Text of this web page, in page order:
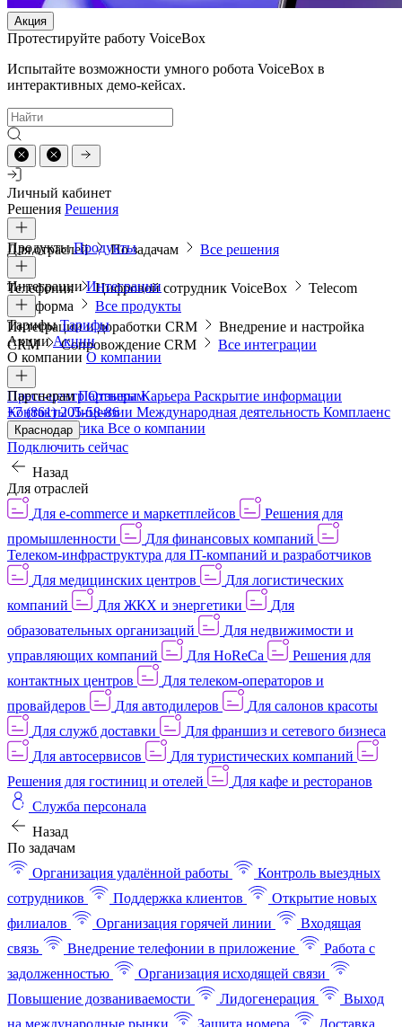
Акция
Протестируйте работу VoiceBox
Испытайте возможности умного робота VoiceBox в
интерактивных демо-кейсах.
Личный кабинет
Решения Решения
Для отраслей По задачам Все решения
ПродуктыПродукты
Телефония Цифровой сотрудник VoiceBox
Telecom
платформа
Все продукты
ИнтеграцииИнтеграции
Интеграции и доработки CRM
Внедрение и настройка
CRM
Сопровождение CRM Все интеграции
ТарифыТарифы
АкцииАкции
О компании О компании
Пресс-центрОтзывыКарьера Раскрытие информации
КонтактыЛицензии Международная деятельность Комплаенс
и деловая этика Все о компании
ПартнерамПартнерам
+7 (861) 205-58-86
Краснодар
Подключить сейчас
Назад
Для отраслей
Для e-commerce и маркетплейсов
Решения для
промышленности
Для финансовых компаний
Телеком-инфраструктура для IT-компаний и разработчиков
Для медицинских центров
Для логистических
компаний
Для ЖКХ и энергетики
Для
образовательных организаций
Для недвижимости и
управляющих компаний
Для HoReCa
Решения для
контактных центров
Для телеком-операторов и
провайдеров
Для автодилеров
Для салонов красоты
Для служб доставки
Для франшиз и сетевого бизнеса
Для автосервисов
Для туристических компаний
Решения для гостиниц и отелей
Для кафе и ресторанов
Служба персонала
Назад
По задачам
Организация удалённой работы
Контроль выездных
сотрудников
Поддержка клиентов
Открытие новых
филиалов
Организация горячей линии
Входящая
связь
Внедрение телефонии в приложение
Работа с
задолженностью
Организация исходящей связи
Повышение дозваниваемости
Лидогенерация
Выход
на международные рынки
Защита номера
Доставка